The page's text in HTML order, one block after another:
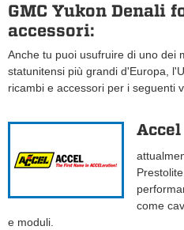
GMC Yukon Denali
accessori:
Anche tu puoi usufruire di uno dei
statunitensi più grandi d'Europa,
ricambi e accessori per i seguenti
Accel
come
e moduli.